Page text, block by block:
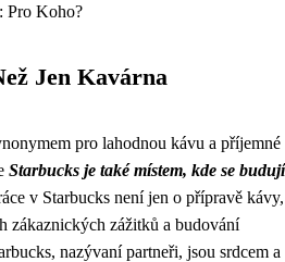
Pro Koho?
Jen Kavárna
pro lahodnou kávu a příjemné
Starbucks je také místem, kde se budují
v Starbucks není jen o přípravě kávy,
zákaznických zážitků a budování
nazývaní partneři, jsou srdcem a